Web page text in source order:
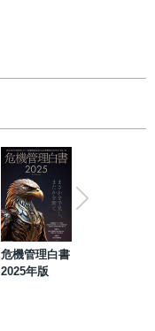
危機管理白書
2025年版